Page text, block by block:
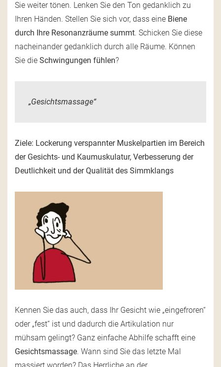
Sie weiter tönen. Lenken Sie den Ton gedanklich zu
Ihren Händen. Stellen Sie sich vor, dass eine Biene
durch Ihre Resonanzräume summt. Schicken Sie diese
nacheinander gedanklich durch alle Räume. Können
Sie die Schwingungen fühlen?
„Gesichtsmassage“
Ziele: Lockerung verspannter Muskelpartien im Bereich
der Gesichts- und Kaumuskulatur, Verbesserung der
Deutlichkeit und der Qualität des Simmklangs
Kennen Sie das auch, dass Ihr Gesicht wie „eingefroren“
oder „fest“ ist und dadurch die Artikulation nur
mühsam gelingt? Ganz einfache Abhilfe schafft eine
Gesichtsmassage. Wann sind Sie das letzte Mal
massiert worden? Das Herrliche an der